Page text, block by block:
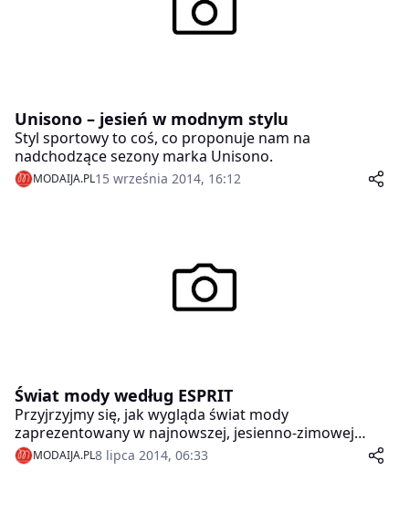
Unisono – jesień w modnym stylu
Styl sportowy to coś, co proponuje nam na
nadchodzące sezony marka Unisono.
MODAIJA.PL15 września 2014, 16:12
Świat mody według ESPRIT
Przyjrzyjmy się, jak wygląda świat mody
zaprezentowany w najnowszej, jesienno-zimowej
kolekcji marki ESPRIT.
MODAIJA.PL8 lipca 2014, 06:33